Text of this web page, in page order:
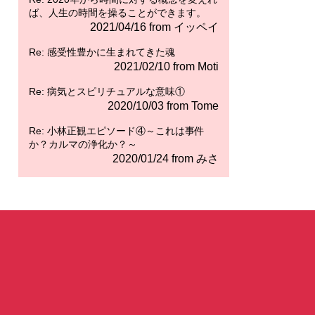
ば、人生の時間を操ることができます。
2021/04/16 from イッペイ
Re: 感受性豊かに生まれてきた魂
2021/02/10 from Moti
Re: 病気とスピリチュアルな意味①
2020/10/03 from Tome
Re: 小林正観エピソード④～これは事件
か？カルマの浄化か？～
2020/01/24 from みさ